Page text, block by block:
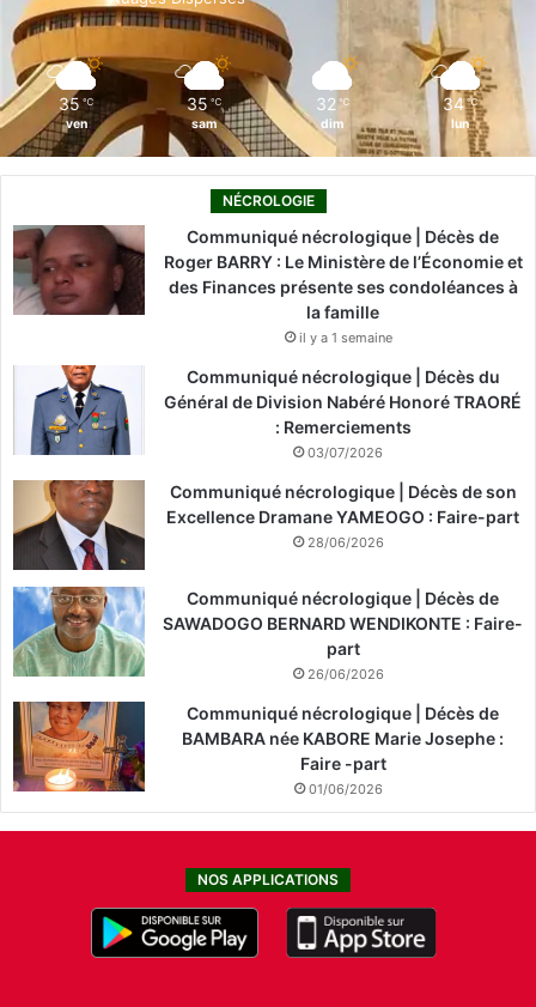
k
n
35 ℃
ven
35 ℃
sam
32 ℃
dim
34 ℃
lun
NÉCROLOGIE
Communiqué nécrologique | Décès de
Roger BARRY : Le Ministère de l’Économie et
des Finances présente ses condoléances à
la famille
il y a 1 semaine
Communiqué nécrologique | Décès du
Général de Division Nabéré Honoré TRAORÉ
: Remerciements
03/07/2026
Communiqué nécrologique | Décès de son
Excellence Dramane YAMEOGO : Faire-part
28/06/2026
Communiqué nécrologique | Décès de
SAWADOGO BERNARD WENDIKONTE : Faire-
part
26/06/2026
Communiqué nécrologique | Décès de
BAMBARA née KABORE Marie Josephe :
Faire -part
01/06/2026
NOS APPLICATIONS